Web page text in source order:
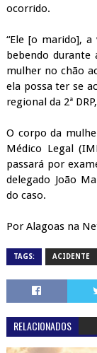
ocorrido.
“Ele [o marido],
bebendo durante
mulher no chão
ela possa ter se
regional da 2ª
O corpo da
Médico Legal
passará por
delegado João
do caso.
Por Alagoas na
TAGS: ACIDENTE
RELACIONADOS